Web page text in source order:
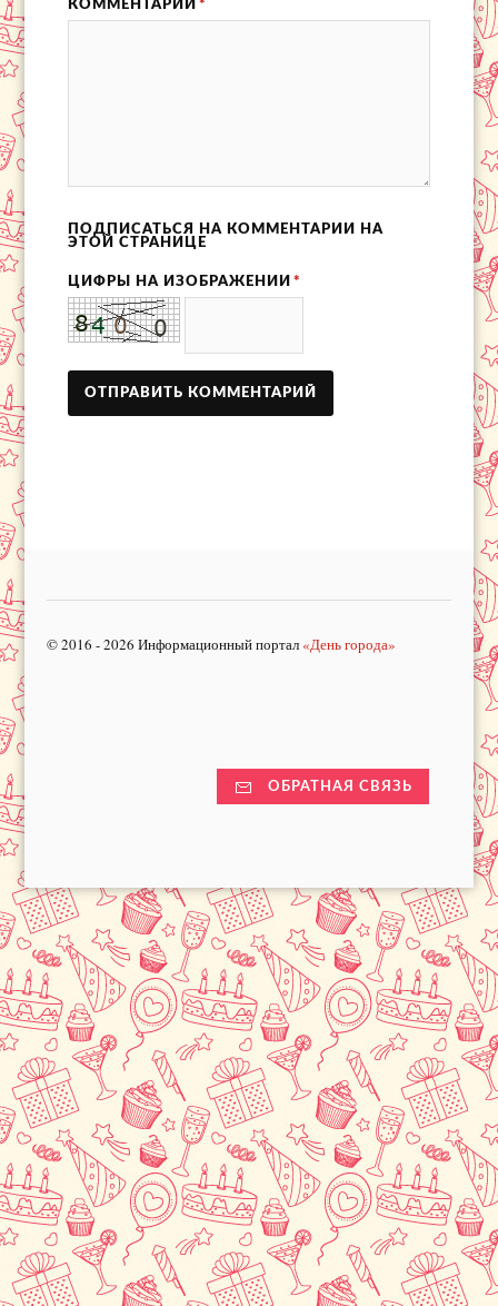
КОММЕНТАРИЙ *
ПОДПИСАТЬСЯ НА КОММЕНТАРИИ НА
ЭТОЙ СТРАНИЦЕ
ЦИФРЫ НА ИЗОБРАЖЕНИИ *
© 2016 - 2026 Информационный портал «День города»
ОБРАТНАЯ СВЯЗЬ